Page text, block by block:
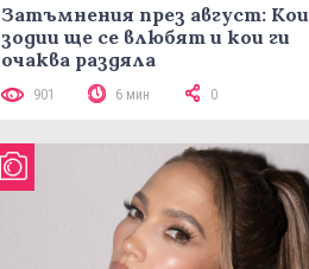
Затъмнения през август: Кои
зодии ще се влюбят и кои ги
очаква раздяла
901 6 мин 0